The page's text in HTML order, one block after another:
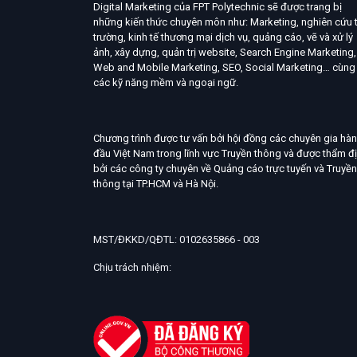
Digital Marketing của FPT Polytechnic sẽ được trang bị
những kiến thức chuyên môn như: Marketing, nghiên cứu
trường, kinh tế thương mại dịch vụ, quảng cáo, vẽ và xử lý
ảnh, xây dựng, quản trị website, Search Engine Marketing,
Web and Mobile Marketing, SEO, Social Marketing… cùng
các kỹ năng mềm và ngoại ngữ.
Chương trình được tư vấn bởi hội đồng các chuyên gia
đầu Việt Nam trong lĩnh vực Truyền thông và được thẩm
bởi các công ty chuyên về Quảng cáo trực tuyến và Truyền
thông tại TP.HCM và Hà Nội.
MST/ĐKKD/QĐTL: 0102635866 - 003
Chịu trách nhiệm: